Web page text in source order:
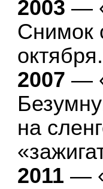
2003—
Снимок
октября.
2007—
на
2011—